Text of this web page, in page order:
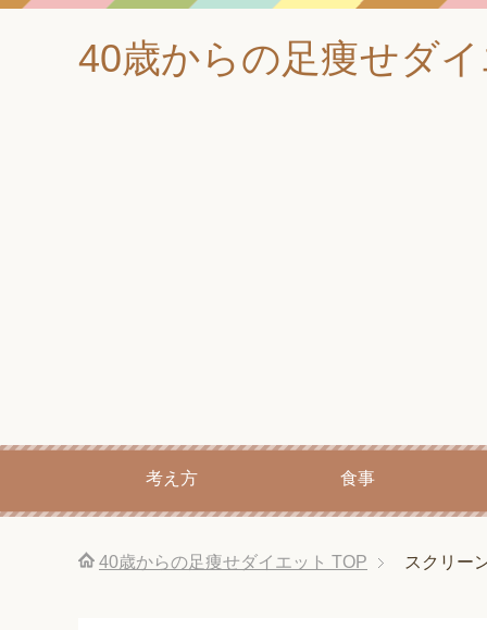
40歳からの足痩せダ
考え方 食事
40歳からの足痩せダイエット TOP スクリー